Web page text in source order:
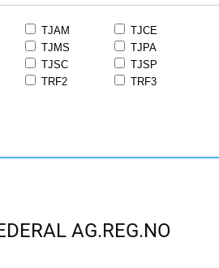
TJAM
TJCE
TJMS
TJPA
TJSC
TJSP
TRF2
TRF3
AG.REG.NO